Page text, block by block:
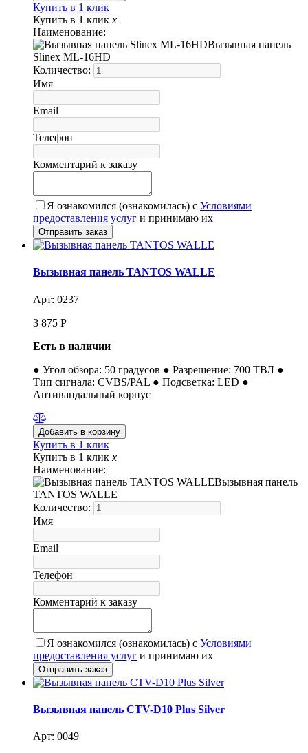
Купить в 1 клик
Купить в 1 клик x
Наименование:
Вызывная панель
Slinex ML-16HD
Количество:
Имя
Email
Телефон
Комментарий к заказу
Я ознакомился (ознакомилась) с Условиями
предоставления услуг и принимаю их
Вызывная панель TANTOS WALLE
Арт: 0237
3 875 Р
Есть в наличии
● Угол обзора: 50 градусов ● Разрешение: 700 ТВЛ ●
Тип сигнала: CVBS/PAL ● Подсветка: LED ●
Антивандальный корпус
Купить в 1 клик
Купить в 1 клик x
Наименование:
Вызывная панель
TANTOS WALLE
Количество:
Имя
Email
Телефон
Комментарий к заказу
Я ознакомился (ознакомилась) с Условиями
предоставления услуг и принимаю их
Вызывная панель CTV-D10 Plus Silver
Арт: 0049